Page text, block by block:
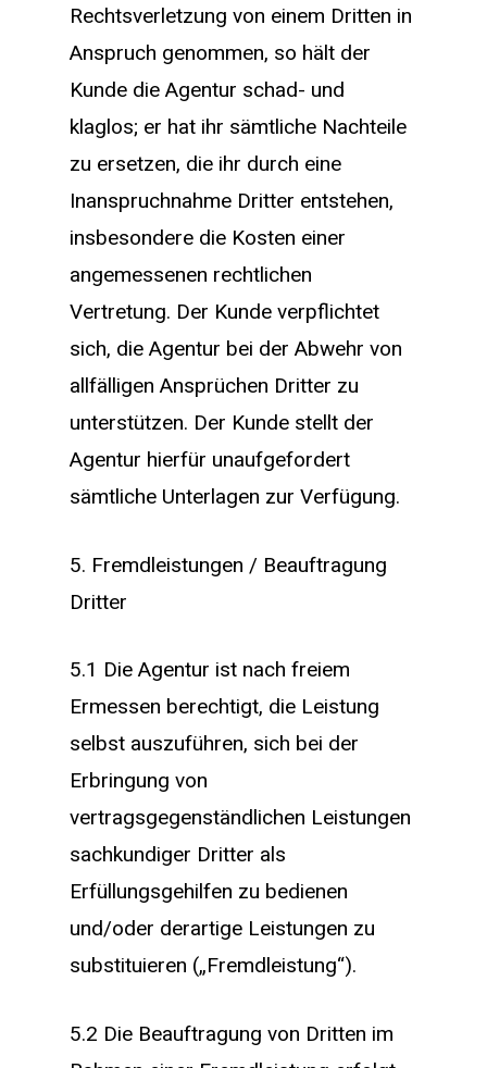
Rechtsverletzung von einem Dritten in
Anspruch genommen, so hält der
Kunde die Agentur schad- und
klaglos; er hat ihr sämtliche Nachteile
zu ersetzen, die ihr durch eine
Inanspruchnahme Dritter entstehen,
insbesondere die Kosten einer
angemessenen rechtlichen
Vertretung. Der Kunde verpflichtet
sich, die Agentur bei der Abwehr von
allfälligen Ansprüchen Dritter zu
unterstützen. Der Kunde stellt der
Agentur hierfür unaufgefordert
sämtliche Unterlagen zur Verfügung.
5. Fremdleistungen / Beauftragung
Dritter
5.1 Die Agentur ist nach freiem
Ermessen berechtigt, die Leistung
selbst auszuführen, sich bei der
Erbringung von
vertragsgegenständlichen Leistungen
sachkundiger Dritter als
Erfüllungsgehilfen zu bedienen
und/oder derartige Leistungen zu
substituieren („Fremdleistung“).
5.2 Die Beauftragung von Dritten im